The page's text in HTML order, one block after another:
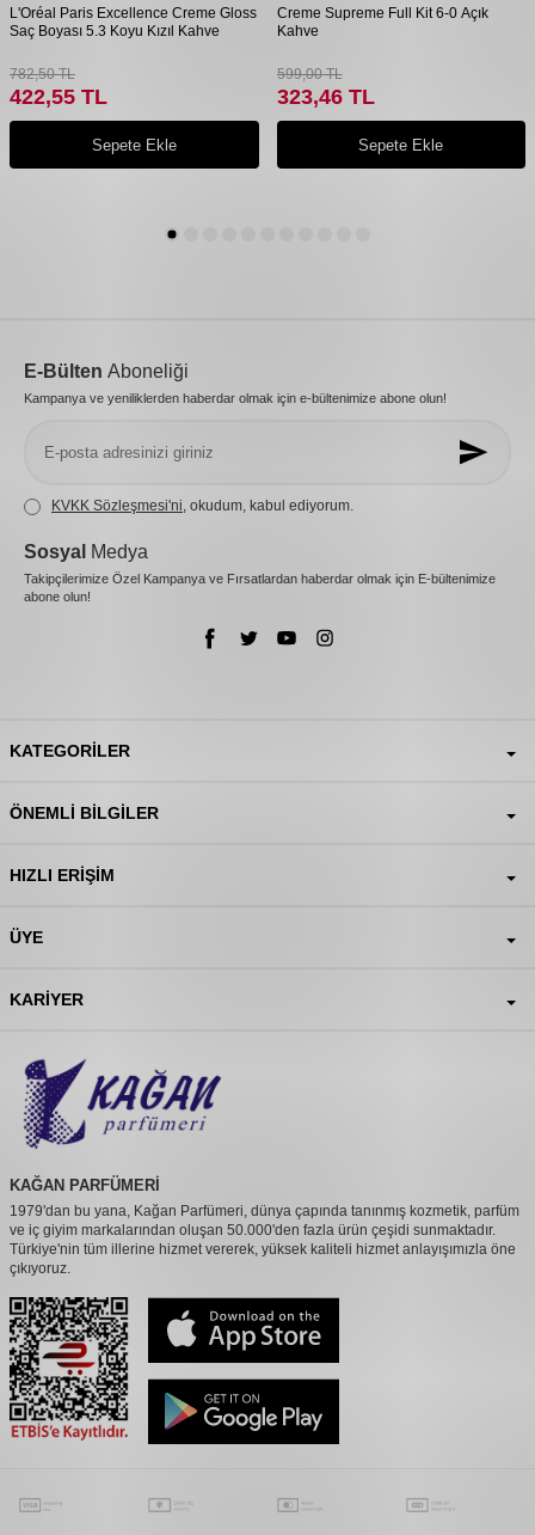
L'Oréal Paris Excellence Creme Gloss
Saç Boyası 5.3 Koyu Kızıl Kahve
782,50TL
422,55 TL
Sepete Ekle
Creme Supreme Full Kit 6-0 Açık
Kahve
599,00TL
323,46TL
Sepete Ekle
E-Bülten Aboneliği
Kampanya ve yeniliklerden haberdar olmak için e-bültenimize abone olun!
KVKK Sözleşmesi'ni, okudum, kabul ediyorum.
Sosyal Medya
Takipçilerimize Özel Kampanya ve Fırsatlardan haberdar olmak için E-bültenimize
abone olun!
KATEGORILER
ÖNEMLI BILGILER
HIZLI ERIŞIM
ÜYE
KARIYER
KAĞAN PARFÜMERİ
1979'dan bu yana, Kağan Parfümeri, dünya çapında tanınmış kozmetik, parfüm
ve iç giyim markalarından oluşan 50.000'den fazla ürün çeşidi sunmaktadır.
Türkiye'nin tüm illerine hizmet vererek, yüksek kaliteli hizmet anlayışımızla öne
çıkıyoruz.